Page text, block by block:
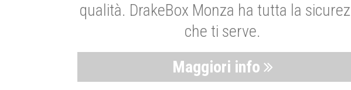
qualità. DrakeBox Monza ha tutta la
che ti serve.
Maggiori info